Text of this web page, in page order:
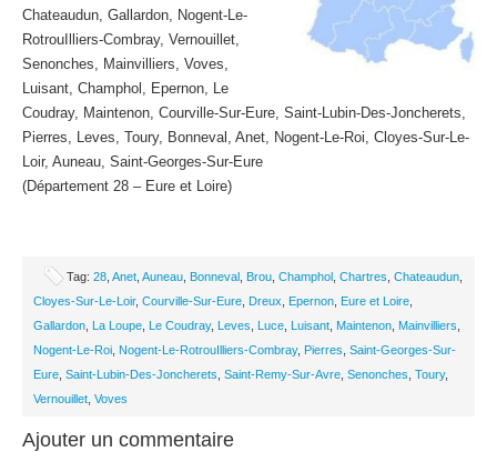
Chateaudun, Gallardon, Nogent-Le-
RotrouIlliers-Combray, Vernouillet,
Senonches, Mainvilliers, Voves,
Luisant, Champhol, Epernon, Le
Coudray, Maintenon, Courville-Sur-Eure, Saint-Lubin-Des-Joncherets,
Pierres, Leves, Toury, Bonneval, Anet, Nogent-Le-Roi, Cloyes-Sur-Le-
Loir, Auneau, Saint-Georges-Sur-Eure
(Département 28 – Eure et Loire)
Tag: 28 Anet Auneau Bonneval Brou Champhol Chartres Chateaudun
Cloyes-Sur-Le-Loir, Courville-Sur-Eure Dreux Epernon Eure et Loire
Gallardon La Loupe Le Coudray, Leves Luce Luisant Maintenon Mainvilliers
Nogent-Le-Roi Nogent-Le-RotrouIlliers-Combray, Pierres Saint-Georges-Sur-
Eure Saint-Lubin-Des-Joncherets Saint-Remy-Sur-Avre Senonches Toury,
Vernouillet Voves
Ajouter un commentaire